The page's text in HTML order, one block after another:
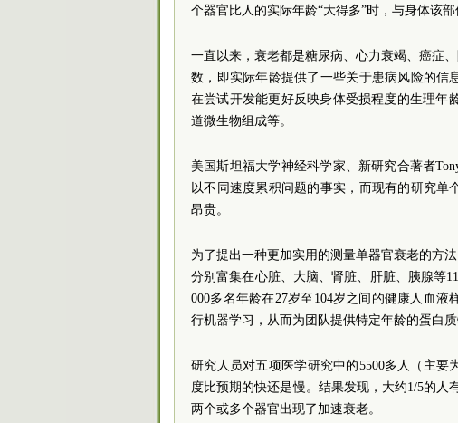
个器官比人的实际年龄“大得多”时，与身体该
一直以来，衰老都是糖尿病、心力衰竭、癌症
数，即实际年龄提供了一些关于患病风险的信
在尝试开发能更好反映身体受损程度的生理年
道微生物组成等。
美国斯坦福大学神经科学家、新研究合著者
以不同速度累积问题的事实，而现有的研究
昂贵。
为了提出一种更加实用的测量单器官衰老的方
分别富集在心脏、大脑、肾脏、肝脏、胰腺等
000多名年龄在27岁至104岁之间的健康人血
行机器学习，从而为团队提供特定年龄的蛋白
研究人员对五项医学研究中的5500多人（主
度比预期的快还是慢。结果发现，大约1/5的
两个或多个器官出现了加速衰老。